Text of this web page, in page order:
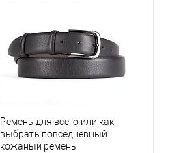
Ремень для всего или как
выбрать повседневный
кожаный ремень